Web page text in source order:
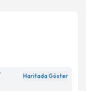
Haritada Göster